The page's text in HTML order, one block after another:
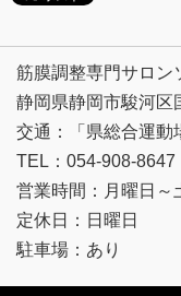
筋膜調整専門サロ
静岡県静岡市駿河区
交通：「県総合運
TEL：054-908-8647
営業時間：月曜日～
定休日：日曜日
駐車場：あり